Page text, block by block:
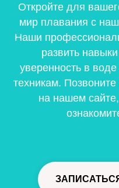
Откройте для
мир плавания с
Наши
развить
уверенность в
техникам.
на нашем